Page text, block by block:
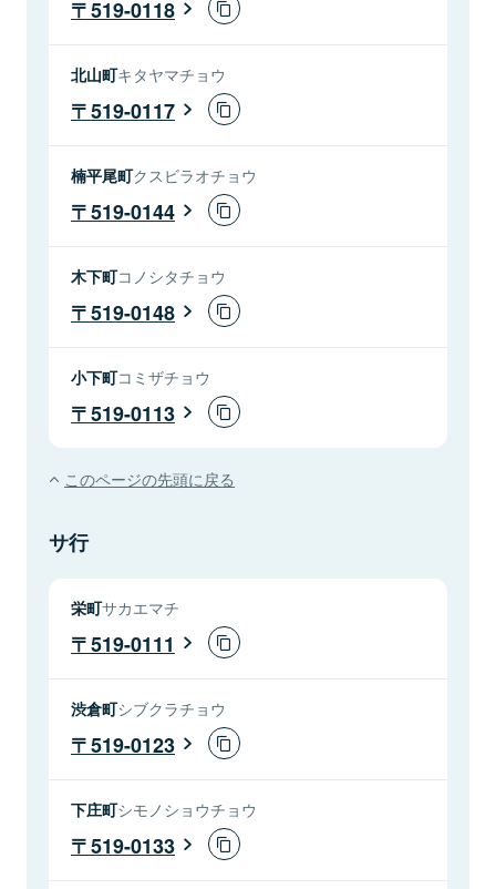
519-0118
北山町キタヤマチョウ
519-0117
楠平尾町クスビラオチョウ
519-0144
木下町コノシタチョウ
519-0148
小下町コミザチョウ
519-0113
このページの先頭に戻る
サ行
栄町サカエマチ
519-0111
渋倉町シブクラチョウ
519-0123
下庄町シモノショウチョウ
519-0133